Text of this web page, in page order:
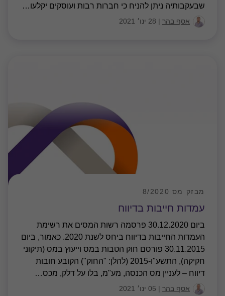
שבעקבותיה ניתן להניח כי חברות רבות ועוסקים יקלעו…
אסף בהר | 28 ינו׳ 2021
עמדות חייבות בדיווח
מבזק מס 8/2020
ביום 30.12.2020 פרסמה רשות המסים את רשימת
העמדות החייבות בדיווח ביחס לשנת 2020. כאמור, ביום
30.11.2015 פורסם חוק הטבות במס וייעוץ במס (תיקוני
חקיקה), התשע"ו-2015 (להלן: "החוק") הקובע חובות
דיווח – לעניין מס הכנסה, מע"מ, בלו על דלק, מכס…
אסף בהר | 05 ינו׳ 2021